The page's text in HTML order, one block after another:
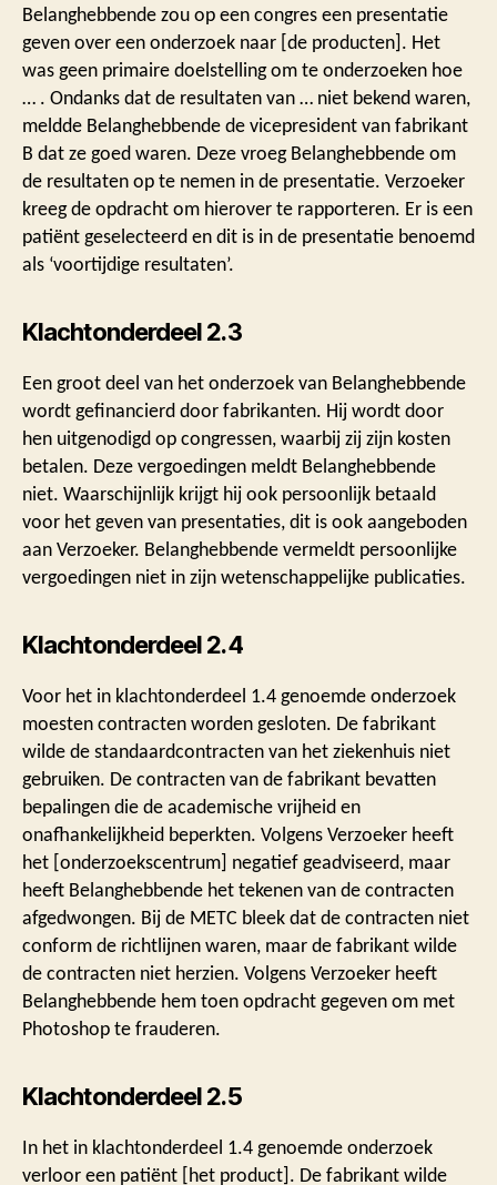
Belanghebbende zou op een congres een presentatie
geven over een onderzoek naar [de producten]. Het
was geen primaire doelstelling om te onderzoeken hoe
… . Ondanks dat de resultaten van … niet bekend waren,
meldde Belanghebbende de vicepresident van fabrikant
B dat ze goed waren. Deze vroeg Belanghebbende om
de resultaten op te nemen in de presentatie. Verzoeker
kreeg de opdracht om hierover te rapporteren. Er is een
patiënt geselecteerd en dit is in de presentatie benoemd
als ‘voortijdige resultaten’.
Klachtonderdeel 2.3
Een groot deel van het onderzoek van Belanghebbende
wordt gefinancierd door fabrikanten. Hij wordt door
hen uitgenodigd op congressen, waarbij zij zijn kosten
betalen. Deze vergoedingen meldt Belanghebbende
niet. Waarschijnlijk krijgt hij ook persoonlijk betaald
voor het geven van presentaties, dit is ook aangeboden
aan Verzoeker. Belanghebbende vermeldt persoonlijke
vergoedingen niet in zijn wetenschappelijke publicaties.
Klachtonderdeel 2.4
Voor het in klachtonderdeel 1.4 genoemde onderzoek
moesten contracten worden gesloten. De fabrikant
wilde de standaardcontracten van het ziekenhuis niet
gebruiken. De contracten van de fabrikant bevatten
bepalingen die de academische vrijheid en
onafhankelijkheid beperkten. Volgens Verzoeker heeft
het [onderzoekscentrum] negatief geadviseerd, maar
heeft Belanghebbende het tekenen van de contracten
afgedwongen. Bij de METC bleek dat de contracten niet
conform de richtlijnen waren, maar de fabrikant wilde
de contracten niet herzien. Volgens Verzoeker heeft
Belanghebbende hem toen opdracht gegeven om met
Photoshop te frauderen.
Klachtonderdeel 2.5
In het in klachtonderdeel 1.4 genoemde onderzoek
verloor een patiënt [het product]. De fabrikant wilde